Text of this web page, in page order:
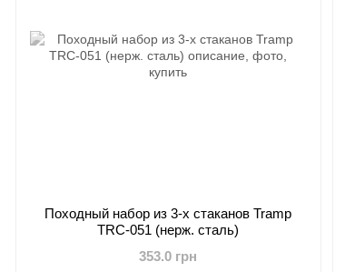
Походный набор из 3-х стаканов Tramp
TRC-051 (нерж. сталь)
353.0 грн